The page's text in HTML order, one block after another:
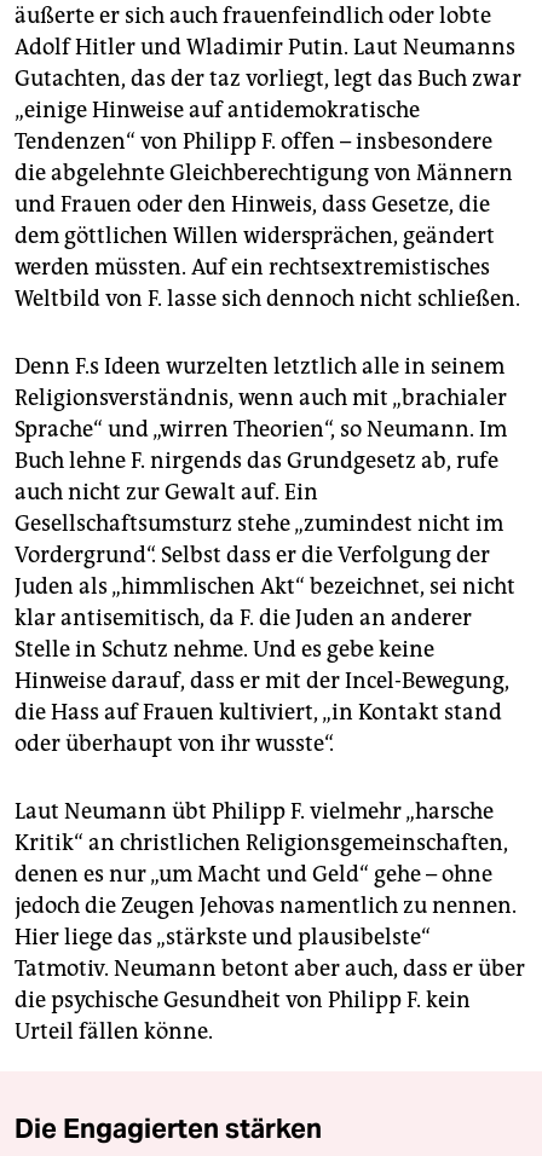
äußerte er sich auch frauenfeindlich oder lobte
Adolf Hitler und Wladimir Putin. Laut Neumanns
Gutachten, das der taz vorliegt, legt das Buch zwar
„einige Hinweise auf antidemokratische
Tendenzen“ von Philipp F. offen – insbesondere
die abgelehnte Gleichberechtigung von Männern
und Frauen oder den Hinweis, dass Gesetze, die
dem göttlichen Willen widersprächen, geändert
werden müssten. Auf ein rechtsextremistisches
Weltbild von F. lasse sich dennoch nicht schließen.
Denn F.s Ideen wurzelten letztlich alle in seinem
Religionsverständnis, wenn auch mit „brachialer
Sprache“ und „wirren Theorien“, so Neumann. Im
Buch lehne F. nirgends das Grundgesetz ab, rufe
auch nicht zur Gewalt auf. Ein
Gesellschaftsumsturz stehe „zumindest nicht im
Vordergrund“. Selbst dass er die Verfolgung der
Juden als „himmlischen Akt“ bezeichnet, sei nicht
klar antisemitisch, da F. die Juden an anderer
Stelle in Schutz nehme. Und es gebe keine
Hinweise darauf, dass er mit der Incel-Bewegung,
die Hass auf Frauen kultiviert, „in Kontakt stand
oder überhaupt von ihr wusste“.
Laut Neumann übt Philipp F. vielmehr „harsche
Kritik“ an christlichen Religionsgemeinschaften,
denen es nur „um Macht und Geld“ gehe – ohne
jedoch die Zeugen Jehovas namentlich zu nennen.
Hier liege das „stärkste und plausibelste“
Tatmotiv. Neumann betont aber auch, dass er über
die psychische Gesundheit von Philipp F. kein
Urteil fällen könne.
Die Engagierten stärken